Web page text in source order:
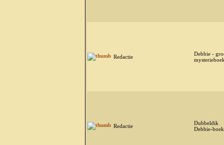
Redactie
Debbie -
Redactie
Dubbeldik
Debbie-